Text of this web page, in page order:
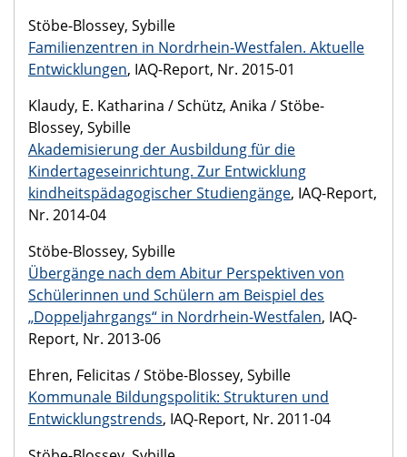
Stöbe-Blossey, Sybille
Familienzentren in Nordrhein-Westfalen. Aktuelle
Entwicklungen, IAQ-Report, Nr. 2015-01
Klaudy, E. Katharina / Schütz, Anika / Stöbe-
Blossey, Sybille
Akademisierung der Ausbildung für die
Kindertageseinrichtung. Zur Entwicklung
kindheitspädagogischer Studiengänge, IAQ-Report,
Nr. 2014-04
Stöbe-Blossey, Sybille
Übergänge nach dem Abitur Perspektiven von
Schülerinnen und Schülern am Beispiel des
„Doppeljahrgangs“ in Nordrhein-Westfalen, IAQ-
Report, Nr. 2013-06
Ehren, Felicitas / Stöbe-Blossey, Sybille
Kommunale Bildungspolitik: Strukturen und
Entwicklungstrends, IAQ-Report, Nr. 2011-04